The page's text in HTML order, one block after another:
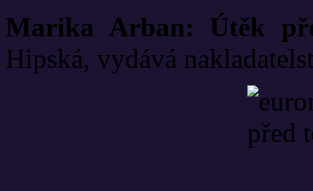
Marika Arban: Útěk
Hipská, vydává